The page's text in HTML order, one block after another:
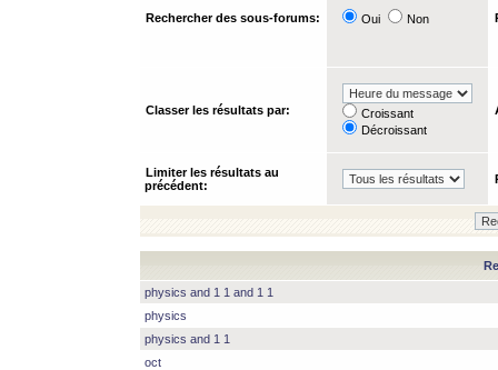
Rechercher des sous-forums: Oui Non
Classer les résultats par:
Croissant
Décroissant
Limiter les résultats au
précédent:
physics and 1 1 and 1 1
physics
physics and 1 1
oct